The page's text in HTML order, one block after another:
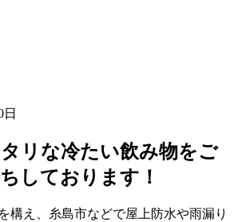
リな冷たい飲み物をご
しております！
構え、糸島市などで屋上防水や雨漏り